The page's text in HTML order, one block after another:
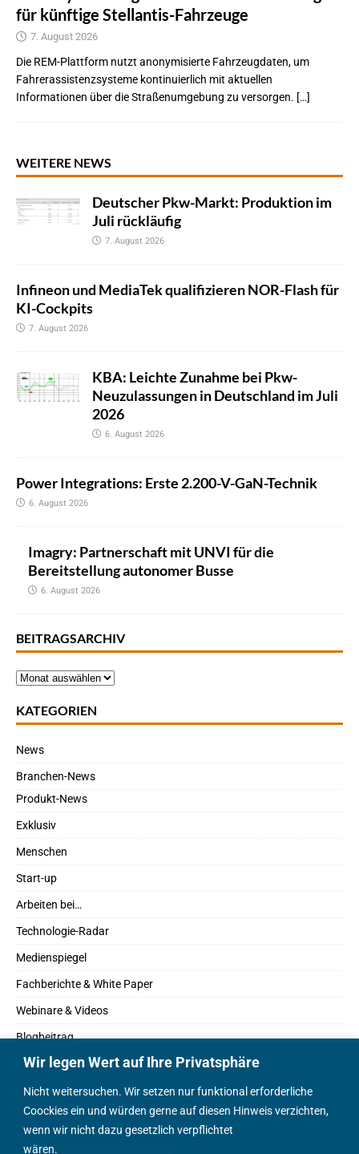
Wir legen Wert auf Ihre Privatsphäre
Nicht weitersuchen. Wir setzen nur funktional erforderliche
Coockies ein und würden gerne auf diesen Hinweis verzichten,
wenn wir nicht dazu gesetzlich verpflichtet
wären.
für künftige Stellantis-Fahrzeuge
7. August 2026
Die REM-Plattform nutzt anonymisierte Fahrzeugdaten, um
Fahrerassistenzsysteme kontinuierlich mit aktuellen
Informationen über die Straßenumgebung zu versorgen. […]
WEITERE NEWS
Deutscher Pkw-Markt: Produktion im
Juli rückläufig
7. August 2026
Infineon und MediaTek qualifizieren NOR-Flash für
KI-Cockpits
7. August 2026
KBA: Leichte Zunahme bei Pkw-
Neuzulassungen in Deutschland im Juli
2026
6. August 2026
Power Integrations: Erste 2.200-V-GaN-Technik
6. August 2026
Imagry: Partnerschaft mit UNVI für die
Bereitstellung autonomer Busse
6. August 2026
BEITRAGSARCHIV
KATEGORIEN
News
Branchen-News
Produkt-News
Exklusiv
Menschen
Start-up
Arbeiten bei…
Technologie-Radar
Medienspiegel
Fachberichte & White Paper
Webinare & Videos
Blogbeitrag
Fachbücher
Marktreport
Podcasts
Positionspapier